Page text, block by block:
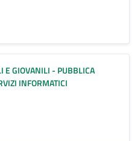
E GIOVANILI - PUBBLICA
INFORMATICI